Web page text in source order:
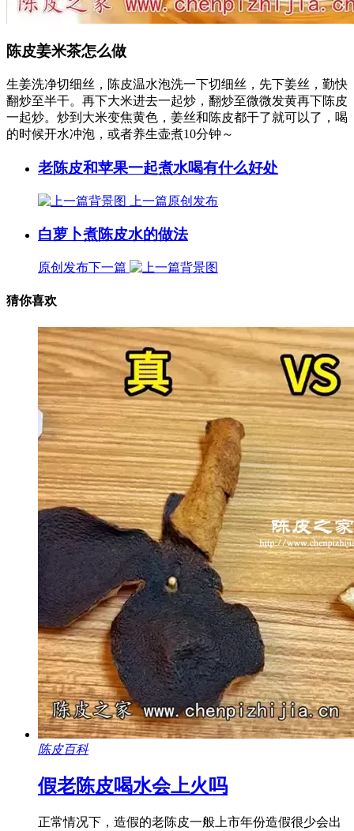
陈皮姜米茶怎么做
生姜洗净切细丝，陈皮温水泡洗一下切细丝，先下姜丝，勤快
翻炒至半干。再下大米进去一起炒，翻炒至微微发黄再下陈皮
一起炒。炒到大米变焦黄色，姜丝和陈皮都干了就可以了，喝
的时候开水冲泡，或者养生壶煮10分钟～
老陈皮和苹果一起煮水喝有什么好处
上一篇原创发布
白萝卜煮陈皮水的做法
原创发布下一篇
猜你喜欢
陈皮百科
假老陈皮喝水会上火吗
正常情况下，造假的老陈皮一般上市年份造假很少会出